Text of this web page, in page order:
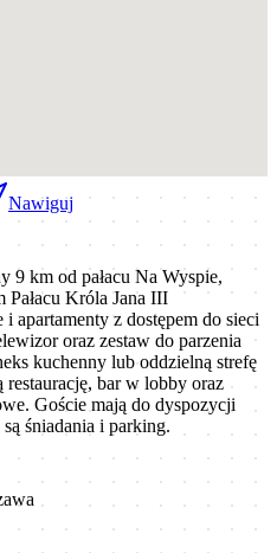
Nawiguj
9 km od pałacu Na Wyspie,
Króla Jana III
apartamenty z dostępem do sieci
oraz zestaw do parzenia
kuchenny lub oddzielną strefę
bar w lobby oraz
Goście mają do dyspozycji
śniadania i parking.